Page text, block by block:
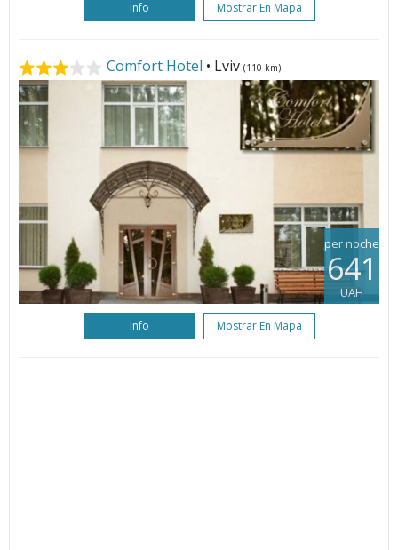
Info Mostrar En Mapa
Comfort Hotel • Lviv (110 km)
per noche
641
UAH
Info Mostrar En Mapa